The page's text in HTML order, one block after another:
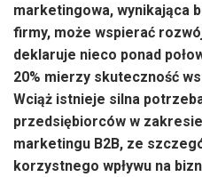
marketingowa, wynikająca
firmy, może wspierać
deklaruje nieco ponad
20% mierzy skuteczność
Wciąż istnieje silna
przedsiębiorców w
marketingu B2B, ze
korzystnego wpływu na